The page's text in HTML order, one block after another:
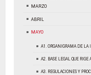
MARZO
ABRIL
MAYO
A1. ORGANIGRAMA DE LA
A2. BASE LEGAL QUE
A3. REGULACIONES Y